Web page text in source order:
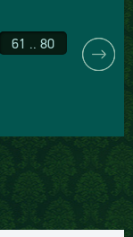
61 .. 80